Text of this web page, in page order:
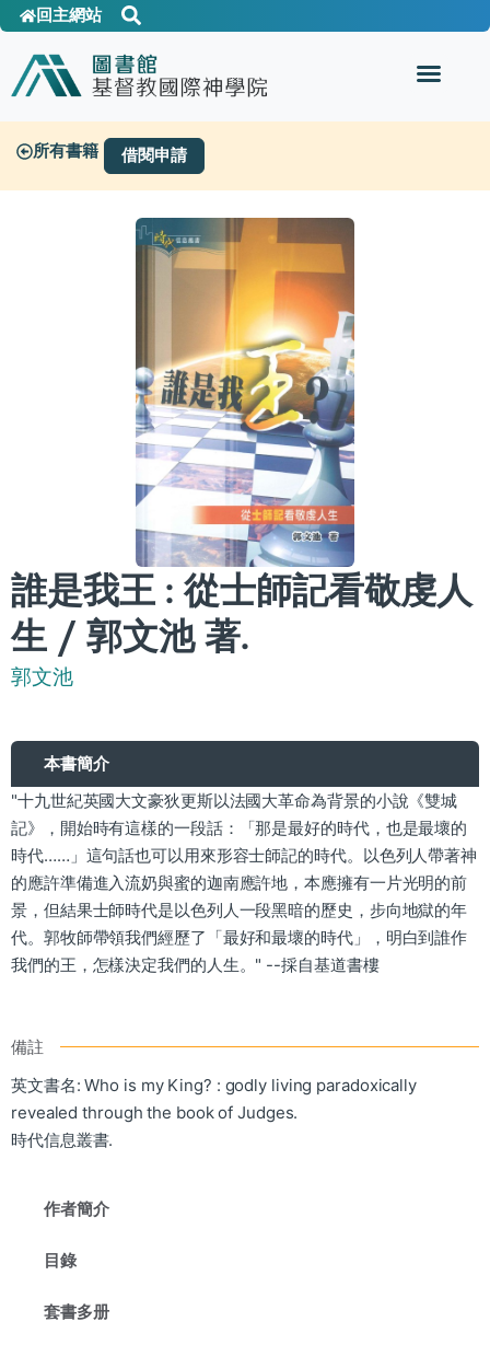
回主網站
所有書籍 借閱申請
誰是我王 : 從士師記看敬虔人
生 / 郭文池 著.
郭文池
本書簡介
作者簡介
目錄
套書多册
"十九世紀英國大文豪狄更斯以法國大革命為背景的小說《雙城
記》，開始時有這樣的一段話：「那是最好的時代，也是最壞的
時代……」這句話也可以用來形容士師記的時代。以色列人帶著神
的應許準備進入流奶與蜜的迦南應許地，本應擁有一片光明的前
景，但結果士師時代是以色列人一段黑暗的歷史，步向地獄的年
代。郭牧師帶領我們經歷了「最好和最壞的時代」，明白到誰作
我們的王，怎樣決定我們的人生。" --採自基道書樓
備註
英文書名: Who is my King? : godly living paradoxically
revealed through the book of Judges.
時代信息叢書.